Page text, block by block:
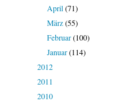
April (71)
März(55)
Februar(100)
Januar(114)
2012
2011
2010